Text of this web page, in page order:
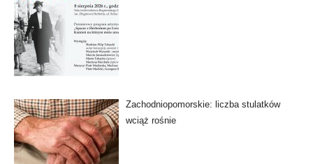
Zachodniopomorskie: liczba stulatków
wciąż rośnie